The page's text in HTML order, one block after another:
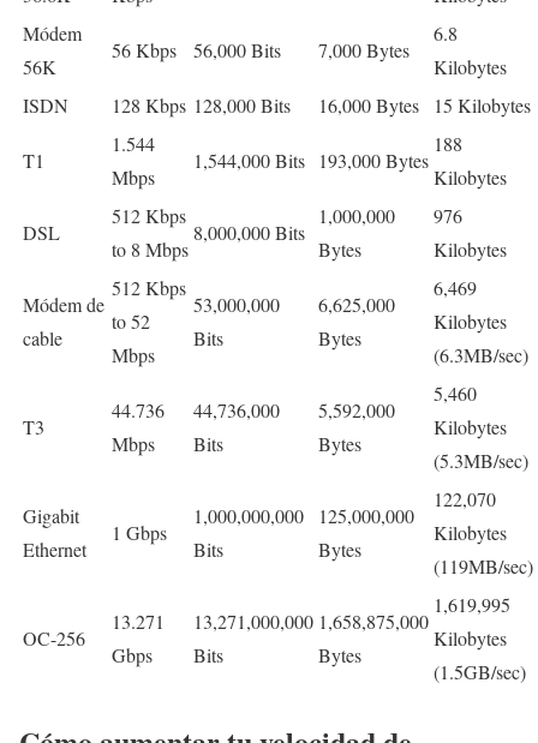
Módem
56K
56 Kbps 56,000 Bits 7,000 Bytes
6.8
Kilobytes
ISDN
128 Kbps 128,000 Bits 16,000 Bytes 15 Kilobytes
T1
1.544
Mbps
1,544,000 Bits 193,000 Bytes
188
Kilobytes
DSL
512 Kbps
to 8 Mbps
8,000,000 Bits
1,000,000
Bytes
976
Kilobytes
Módem de
cable
512 Kbps
to 52
Mbps
53,000,000
Bits
6,625,000
Bytes
6,469
Kilobytes
(6.3MB/sec)
T3
44.736
Mbps
44,736,000
Bits
5,592,000
Bytes
5,460
Kilobytes
(5.3MB/sec)
Gigabit
Ethernet
1 Gbps
1,000,000,000
Bits
125,000,000
Bytes
122,070
Kilobytes
(119MB/sec)
OC-256
13.271
Gbps
13,271,000,000
Bits
1,658,875,000
Bytes
1,619,995
Kilobytes
(1.5GB/sec)